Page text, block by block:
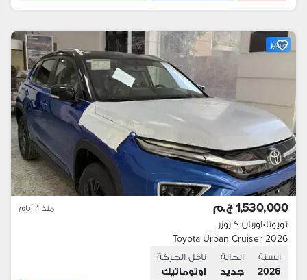
مميز
1,530,000 ج.م منذ 4 أيام
تويوتا•اوربان كروزر
Toyota Urban Cruiser 2026
السنة
2026
الحالة
جديد
ناقل الحركة
اوتوماتيك